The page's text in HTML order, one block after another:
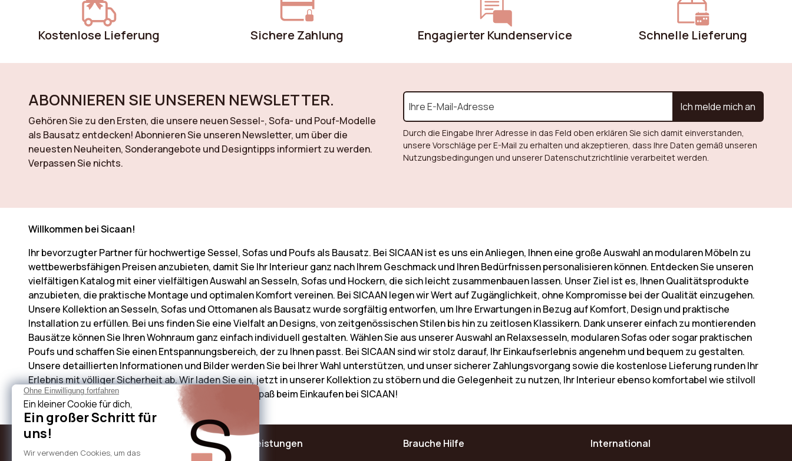
wie Sie Ihren Sessel mit dem Stil Ihres
Interieurs kombinieren. Ob Sie einen Sessel
möchten, der sich harmonisch in den Raum
entspricht. Unsere Ratgeber helfen Ihnen,
Kostenlose Lieferung Sichere Zahlung Engagierter Kundenservice Schnelle Lieferung
ABONNIEREN SIE UNSEREN NEWSLETTER.
Gehören Sie zu den Ersten, die unsere neuen Sessel-, Sofa- und Pouf-Modelle
als Bausatz entdecken! Abonnieren Sie unseren Newsletter, um über die
neuesten Neuheiten, Sonderangebote und Designtipps informiert zu werden.
Verpassen Sie nichts.
Ich melde mich an
Durch die Eingabe Ihrer Adresse in das Feld oben erklären Sie sich damit einverstanden,
unsere Vorschläge per E-Mail zu erhalten und akzeptieren, dass Ihre Daten gemäß unseren
Nutzungsbedingungen und unserer Datenschutzrichtlinie verarbeitet werden.
Willkommen bei Sicaan!
Ihr bevorzugter Partner für hochwertige Sessel, Sofas und Poufs als Bausatz. Bei SICAAN ist es uns ein Anliegen, Ihnen eine große Auswahl an modularen Möbeln zu
wettbewerbsfähigen Preisen anzubieten, damit Sie Ihr Interieur ganz nach Ihrem Geschmack und Ihren Bedürfnissen personalisieren können. Entdecken Sie unseren
vielfältigen Katalog mit einer vielfältigen Auswahl an Sesseln, Sofas und Hockern, die sich leicht zusammenbauen lassen. Unser Ziel ist es, Ihnen Qualitätsprodukte
anzubieten, die praktische Montage und optimalen Komfort vereinen. Bei SICAAN legen wir Wert auf Zugänglichkeit, ohne Kompromisse bei der Qualität einzugehen.
Unsere Kollektion an Sesseln, Sofas und Ottomanen als Bausatz wurde sorgfältig entworfen, um Ihre Erwartungen in Bezug auf Komfort, Design und praktische
Installation zu erfüllen. Bei uns finden Sie eine Vielfalt an Designs, von zeitgenössischen Stilen bis hin zu zeitlosen Klassikern. Dank unserer einfach zu montierenden
Bausätze können Sie Ihren Wohnraum ganz einfach individuell gestalten. Wählen Sie aus unserer Auswahl an Relaxsesseln, modularen Sofas oder sogar praktischen
Poufs und schaffen Sie einen Entspannungsbereich, der zu Ihnen passt. Bei SICAAN sind wir stolz darauf, Ihr Einkaufserlebnis angenehm und bequem zu gestalten.
Unsere detaillierten Informationen und Bilder werden Sie bei Ihrer Wahl unterstützen, und unser sicherer Zahlungsvorgang sowie die kostenlose Lieferung runden Ihr
Erlebnis mit völliger Sicherheit ab. Wir laden Sie ein, jetzt in unserer Kollektion zu stöbern und die Gelegenheit zu nutzen, Ihr Interieur ebenso komfortabel wie stilvoll
zu gestalten. Vielen Dank für Ihr Vertrauen und viel Spaß beim Einkaufen bei SICAAN!
Unsere Leistungen Brauche Hilfe International